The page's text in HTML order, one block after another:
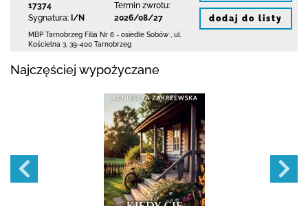
17374
Sygnatura: I/N
Termin zwrotu:
2026/08/27
MBP Tarnobrzeg Filia Nr 6 - osiedle Sobów
ul.
Kościelna 3 39-400 Tarnobrzeg
dodaj do listy
Najczęściej wypożyczane